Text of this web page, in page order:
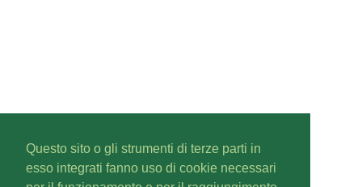
Questo sito o gli strumenti di terze parti in
esso integrati fanno uso di cookie necessari